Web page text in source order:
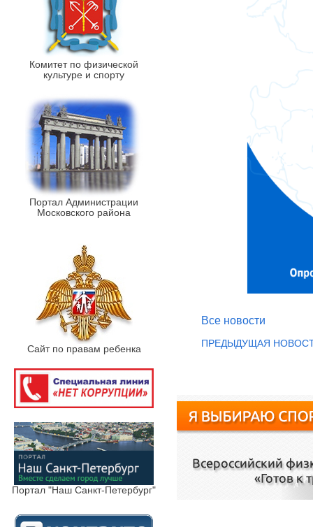
Комитет по физической
культуре и спорту
Портал Администрации
Московского района
Сайт по правам ребенка
Портал "Наш Санкт-Петербург"
Все новости
ПРЕДЫДУЩАЯ